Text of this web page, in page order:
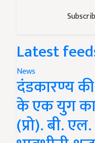
Latest
News
दंडकारण्य
के एक युग
(प्रो). बी.